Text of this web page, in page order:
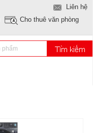
Liên hệ
Cho thuê văn phòng